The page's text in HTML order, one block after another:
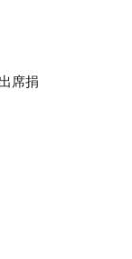
席捐